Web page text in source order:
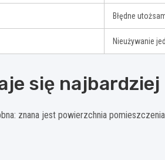
Błędne
Nieużywanie
się najbardziej
znana jest powierzchnia